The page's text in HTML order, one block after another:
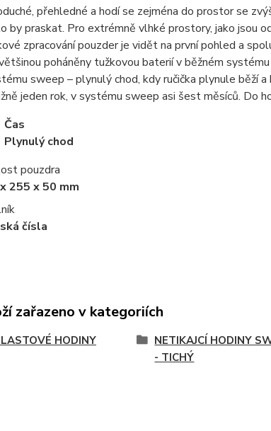
přehledné a hodí se zejména do prostor se
by praskat. Pro extrémně vlhké prostory, jako jsou
zpracování pouzder je vidět na první pohled a
poháněny tužkovou baterií v běžném
sweep – plynulý chod, kdy ručička plynule běží
jeden rok, v systému sweep asi šest měsíců. Do
Čas
Plynulý chod
pouzdra
255 x 50 mm
čísla
zařazeno v kategoriích
HODINY
NETIKAJCÍ HODINY
- TICHÝ